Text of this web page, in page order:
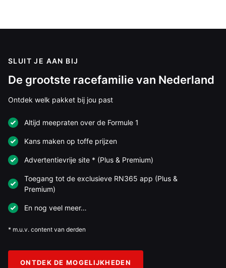
waarmaken bij RacingBulls.
Meepraten? Dat kan! Je hoeft je alleen maar aan te
melden met een RN365-account.
INLOGGEN AANMELDEN
SLUIT JE AAN BIJ
De grootste racefamilie van Nederland
Ontdek welk pakket bij jou past
Altijd meepraten over de Formule 1
Kans maken op toffe prijzen
Advertentievrije site * (Plus & Premium)
Toegang tot de exclusieve RN365 app (Plus &
Premium)
En nog veel meer…
* m.u.v. content van derden
ONTDEK DE MOGELIJKHEDEN